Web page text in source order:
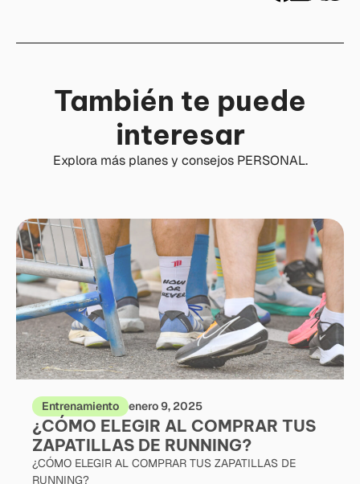
También te puede
interesar
Explora más planes y consejos PERSONAL.
Entrenamiento enero 9, 2025
¿CÓMO ELEGIR AL COMPRAR TUS
ZAPATILLAS DE RUNNING?
¿CÓMO ELEGIR AL COMPRAR TUS ZAPATILLAS DE
RUNNING?